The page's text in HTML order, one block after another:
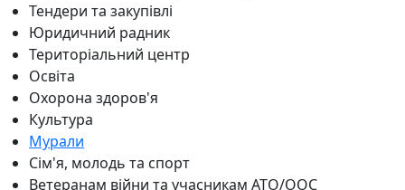
Тендери та закупівлі
Юридичний радник
Територіальний центр
Освіта
Охорона здоров'я
Культура
Мурали
Сім'я, молодь та спорт
Ветеранам війни та учасникам АТО/ООС